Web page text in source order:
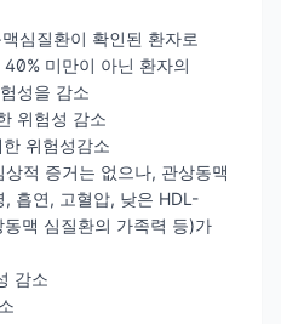
심질환이 확인된 환자로
미만이 아닌 환자의
성을 감소
위험성 감소
위험성감소
적 증거는 없으나, 관상동맥
흡연, 고혈압, 낮은 HDL-
맥 심질환의 가족력 등)가
감소